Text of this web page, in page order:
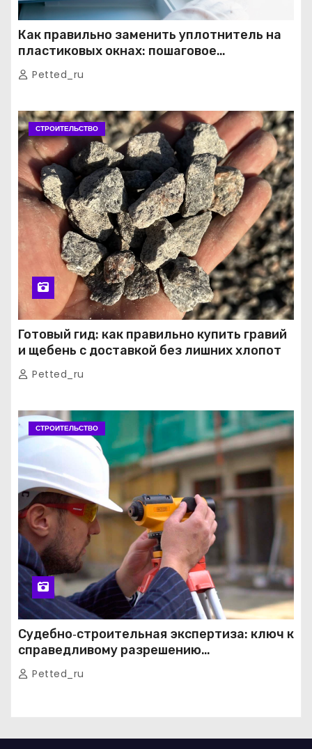
Как правильно заменить уплотнитель на
пластиковых окнах: пошаговое
руководство от экспертов
Petted_ru
СТРОИТЕЛЬСТВО
Готовый гид: как правильно купить гравий
и щебень с доставкой без лишних хлопот
Petted_ru
СТРОИТЕЛЬСТВО
Судебно‑строительная экспертиза: ключ к
справедливому разрешению
строительных споров
Petted_ru